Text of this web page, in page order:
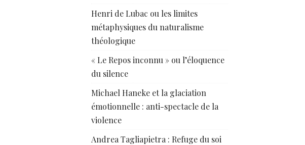
Henri de Lubac ou les limites
métaphysiques du naturalisme
théologique
« Le Repos inconnu » ou l’éloquence
du silence
Michael Haneke et la glaciation
émotionnelle : anti-spectacle de la
violence
Andrea Tagliapietra : Refuge du soi